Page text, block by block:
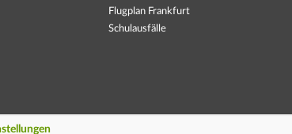
Flugplan Frankfurt
Schulausfälle